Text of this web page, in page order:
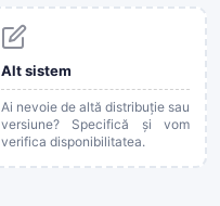
Alt sistem
Ai nevoie de altă distribuție sau
versiune? Specifică și vom
verifica disponibilitatea.